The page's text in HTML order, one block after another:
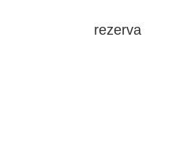
rezerva